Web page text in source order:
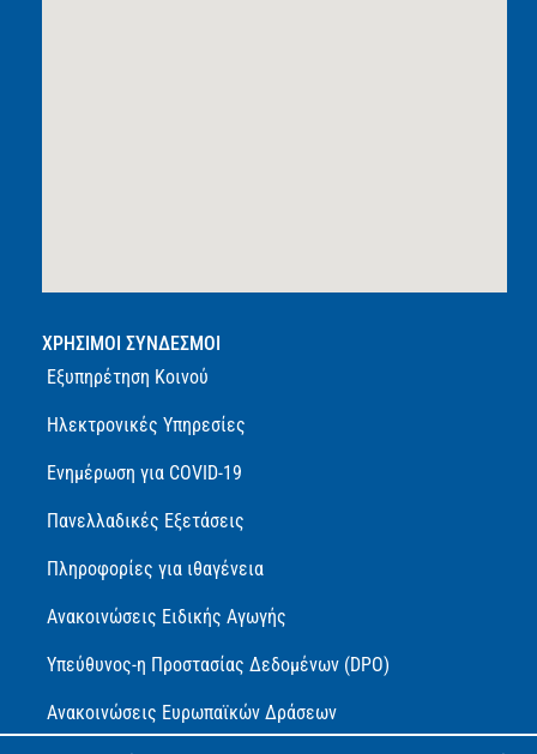
ΧΡΗΣΙΜΟΙ ΣΥΝΔΕΣΜΟΙ
Εξυπηρέτηση Κοινού
Ηλεκτρονικές Υπηρεσίες
Ενημέρωση για COVID-19
Πανελλαδικές Εξετάσεις
Πληροφορίες για ιθαγένεια
Ανακοινώσεις Ειδικής Αγωγής
Υπεύθυνος-η Προστασίας Δεδομένων (DPO)
Ανακοινώσεις Ευρωπαϊκών Δράσεων